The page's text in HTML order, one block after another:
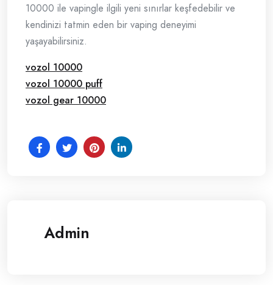
10000 ile vapingle ilgili yeni sınırlar keşfedebilir ve
kendinizi tatmin eden bir vaping deneyimi
yaşayabilirsiniz.
vozol 10000
vozol 10000 puff
vozol gear 10000
Admin